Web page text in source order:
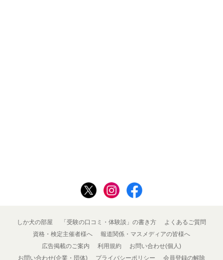
しか犬の部屋 「受験の口コミ・体験談」の書き方
よくあるご質問
資格・検定主催者様へ
報道関係・マスメディアの皆様へ
広告掲載のご案内
利用規約
お問い合わせ(個人)
お問い合わせ(企業・団体)
プライバシーポリシー 会員登録の解除